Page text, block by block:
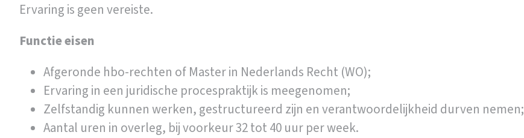
Ervaring is geen vereiste.
Functie eisen
Afgeronde hbo-rechten of Master in Nederlands Recht (WO);
Ervaring in een juridische procespraktijk is meegenomen;
Zelfstandig kunnen werken, gestructureerd zijn en verantwoordelijkheid durven nemen;
Aantal uren in overleg, bij voorkeur 32 tot 40 uur per week.